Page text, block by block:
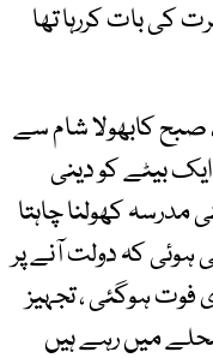
کی بات کررہا تھا
کابھولا شام سے
بیٹے کو دینی
کھولنا چاہتا
کہ دولت آنے پر
فوت ہوگئی ، تجہیز
میں رہے ہیں